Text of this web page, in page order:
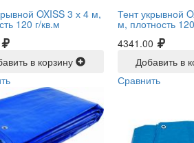
OXISS 3 х 4 м,
120 г/кв.м
в корзину
Тент укрывной
м, плотность
4341.00
Добавить в
Сравнить